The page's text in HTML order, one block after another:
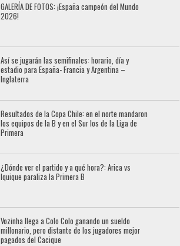
GALERÍA DE FOTOS: ¡España campeón del Mundo
2026!
Así se jugarán las semifinales: horario, día y
estadio para España- Francia y Argentina –
Inglaterra
Resultados de la Copa Chile: en el norte mandaron
los equipos de la B y en el Sur los de la Liga de
Primera
¿Dónde ver el partido y a qué hora?: Arica vs
Iquique paraliza la Primera B
Vozinha llega a Colo Colo ganando un sueldo
millonario, pero distante de los jugadores mejor
pagados del Cacique